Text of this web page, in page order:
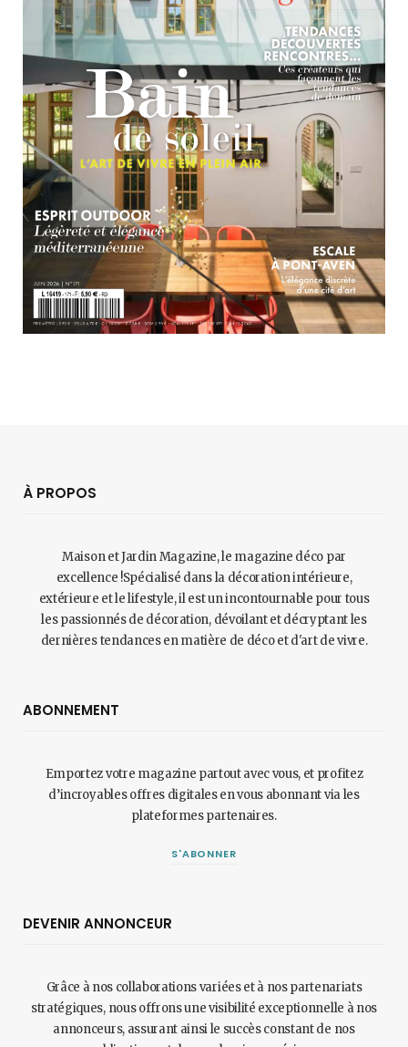
À PROPOS
Maison et Jardin Magazine, le magazine déco par
excellence !Spécialisé dans la décoration intérieure,
extérieure et le lifestyle, il est un incontournable pour tous
les passionnés de décoration, dévoilant et décryptant les
dernières tendances en matière de déco et d'art de vivre.
ABONNEMENT
Emportez votre magazine partout avec vous, et profitez
d’incroyables offres digitales en vous abonnant via les
plateformes partenaires.
S'ABONNER
DEVENIR ANNONCEUR
Grâce à nos collaborations variées et à nos partenariats
stratégiques, nous offrons une visibilité exceptionnelle à nos
annonceurs, assurant ainsi le succès constant de nos